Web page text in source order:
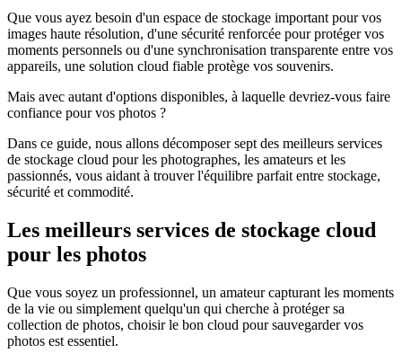
Que vous ayez besoin d'un espace de stockage important pour vos
images haute résolution, d'une sécurité renforcée pour protéger vos
moments personnels ou d'une synchronisation transparente entre vos
appareils, une solution cloud fiable protège vos souvenirs.
Mais avec autant d'options disponibles, à laquelle devriez-vous faire
confiance pour vos photos ?
Dans ce guide, nous allons décomposer sept des meilleurs services
de stockage cloud pour les photographes, les amateurs et les
passionnés, vous aidant à trouver l'équilibre parfait entre stockage,
sécurité et commodité.
Les meilleurs services de stockage cloud
pour les photos
Que vous soyez un professionnel, un amateur capturant les moments
de la vie ou simplement quelqu'un qui cherche à protéger sa
collection de photos, choisir le bon cloud pour sauvegarder vos
photos est essentiel.